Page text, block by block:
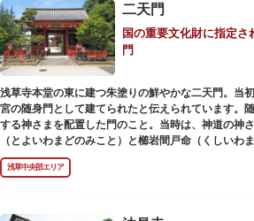
二天門
国の重要文化財に指定
門
浅草寺本堂の東に建つ朱塗りの鮮やかな二天門。当
宮の随身門として建てられたと伝えられています。
する神さまを配置した門のこと。当時は、神道の神
（とよいわまどのみこと）と櫛岩間戸命（くしいわ
像が左右に祀られていました。
しかし、1868年（明治元年）に明治政府が発令した
寺院である浅草寺には、この2柱の神さまの像を祀
浅草中央部エリア